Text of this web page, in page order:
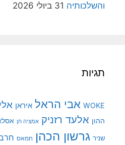
והשלכותיה 31 ביולי 2026
תגיות
WOKE אבי הראל איראן
ההון אלעד רזניק אמציה חן
שניר גרשון הכהן חמאס